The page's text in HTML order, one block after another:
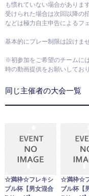
も慣れていない場合がありま
受けられた場合は次回以降の
などは極力自主申告によるフ
基本的にプレー制限は設けま
※初参加をご希望のチームに
時の動画提供をお願いしてお
同じ主催者の大会一覧
☆満枠☆フレキシ
ブル杯【男女混合
☆満枠☆
ブル杯【